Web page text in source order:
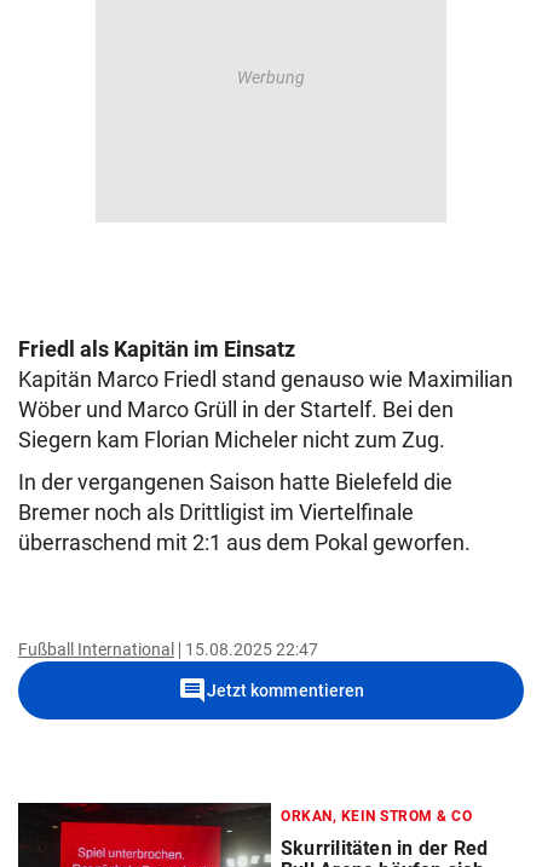
Friedl als Kapitän im Einsatz
Kapitän Marco Friedl stand genauso wie Maximilian
Wöber und Marco Grüll in der Startelf. Bei den
Siegern kam Florian Micheler nicht zum Zug.
In der vergangenen Saison hatte Bielefeld die
Bremer noch als Drittligist im Viertelfinale
überraschend mit 2:1 aus dem Pokal geworfen.
Fußball International 15.08.2025 22:47
commentJetzt kommentieren
ORKAN, KEIN STROM & CO
Skurrilitäten in der Red